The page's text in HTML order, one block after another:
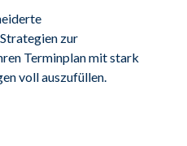
zur
Terminplan mit stark
voll auszufüllen.